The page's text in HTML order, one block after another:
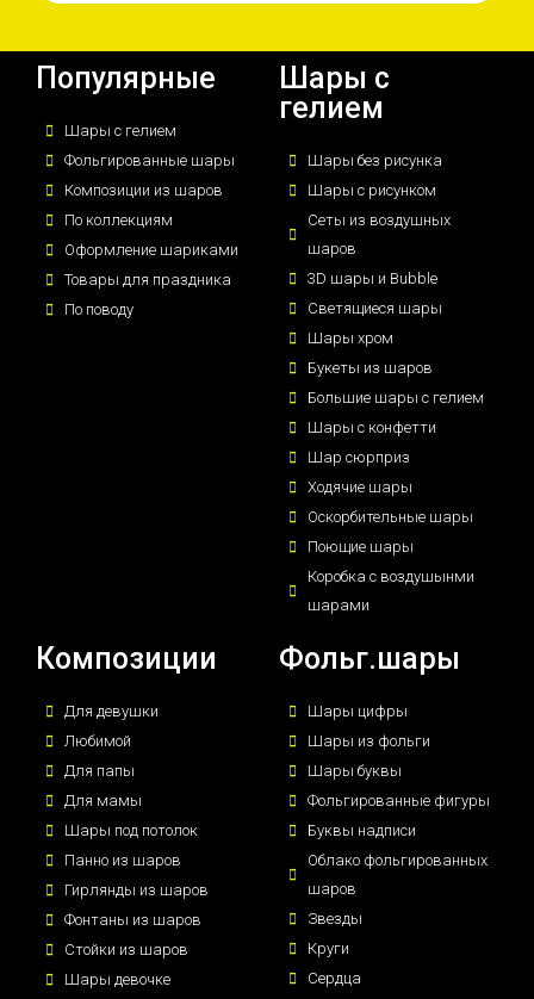
Популярные
Шары с гелием
Фольгированные шары
Композиции из шаров
По коллекциям
Оформление шариками
Товары для праздника
По поводу
Шары с
гелием
Шары без рисунка
Шары с рисунком
Сеты из воздушных
шаров
3D шары и Bubble
Светящиеся шары
Шары хром
Букеты из шаров
Большие шары с гелием
Шары с конфетти
Шар сюрприз
Ходячие шары
Оскорбительные шары
Поющие шары
Коробка с воздушынми
шарами
Композиции
Для девушки
Любимой
Для папы
Для мамы
Шары под потолок
Панно из шаров
Гирлянды из шаров
Фонтаны из шаров
Стойки из шаров
Шары девочке
Фольг.шары
Шары цифры
Шары из фольги
Шары буквы
Фольгированные фигуры
Буквы надписи
Облако фольгированных
шаров
Звезды
Круги
Сердца